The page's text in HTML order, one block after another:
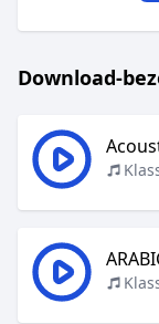
Download-